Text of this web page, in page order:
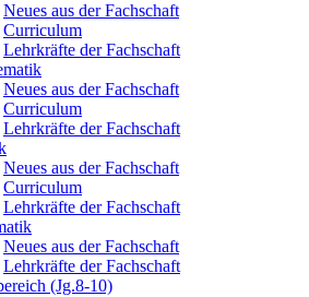
Neues aus der Fachschaft
Curriculum
Lehrkräfte der Fachschaft
Neues aus der Fachschaft
Curriculum
Lehrkräfte der Fachschaft
Neues aus der Fachschaft
Curriculum
Lehrkräfte der Fachschaft
Neues aus der Fachschaft
Lehrkräfte der Fachschaft
(Jg.8-10)